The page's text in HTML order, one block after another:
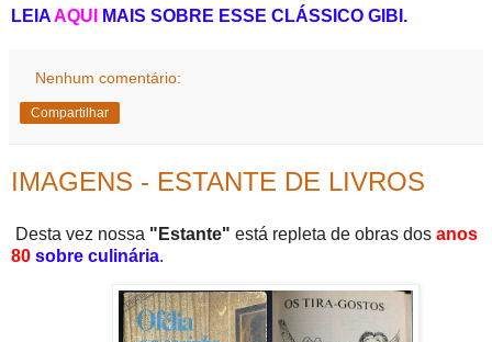
LEIAAQUI MAIS SOBRE ESSE CLÁSSICO GIBI.
Nenhum comentário:
Compartilhar
IMAGENS - ESTANTE DE LIVROS
Desta vez nossa "Estante" está repleta de obras dos anos
80 sobre culinária.